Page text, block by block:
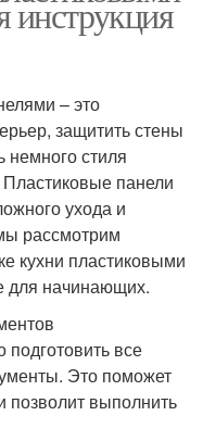
инструкция
– это
защитить стены
немного стиля
панели
ухода и
рассмотрим
кухни пластиковыми
для начинающих.
все
Это поможет
позволит выполнить